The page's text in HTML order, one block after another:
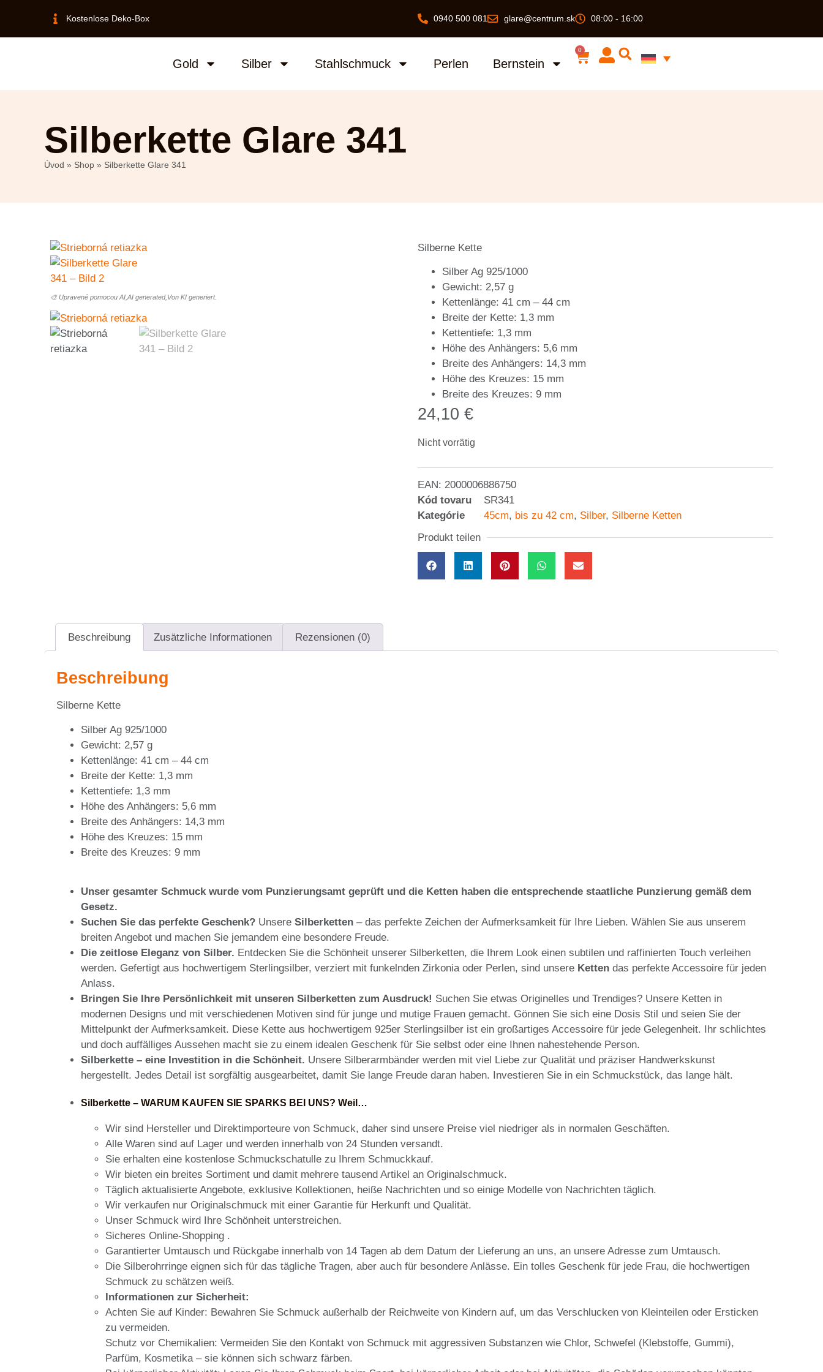
Kostenlose Deko-Box 0940 500 081 glare@centrum.sk 08:00 - 16:00
Gold Silber Stahlschmuck Perlen Bernstein
0
Silberkette Glare 341
Úvod » Shop » Silberkette Glare 341
🎨 Upravené pomocou AI,AI generated,Von KI generiert.
Silberne Kette
Silber Ag 925/1000
Gewicht: 2,57 g
Kettenlänge: 41 cm – 44 cm
Breite der Kette: 1,3 mm
Kettentiefe: 1,3 mm
Höhe des Anhängers: 5,6 mm
Breite des Anhängers: 14,3 mm
Höhe des Kreuzes: 15 mm
Breite des Kreuzes: 9 mm
24,10 €
Nicht vorrätig
EAN: 2000006886750
Kód tovaru
SR341
Kategórie
45cm, bis zu 42 cm, Silber, Silberne Ketten
Produkt teilen
Beschreibung Zusätzliche Informationen Rezensionen (0)
Beschreibung
Silberne Kette
Silber Ag 925/1000
Gewicht: 2,57 g
Kettenlänge: 41 cm – 44 cm
Breite der Kette: 1,3 mm
Kettentiefe: 1,3 mm
Höhe des Anhängers: 5,6 mm
Breite des Anhängers: 14,3 mm
Höhe des Kreuzes: 15 mm
Breite des Kreuzes: 9 mm
Unser gesamter Schmuck wurde vom Punzierungsamt geprüft und die Ketten haben die entsprechende staatliche Punzierung gemäß dem
Gesetz.
Suchen Sie das perfekte Geschenk? Unsere Silberketten – das perfekte Zeichen der Aufmerksamkeit für Ihre Lieben. Wählen Sie aus unserem
breiten Angebot und machen Sie jemandem eine besondere Freude.
Die zeitlose Eleganz von Silber. Entdecken Sie die Schönheit unserer Silberketten, die Ihrem Look einen subtilen und raffinierten Touch verleihen
werden. Gefertigt aus hochwertigem Sterlingsilber, verziert mit funkelnden Zirkonia oder Perlen, sind unsere Ketten das perfekte Accessoire für jeden
Anlass.
Bringen Sie Ihre Persönlichkeit mit unseren Silberketten zum Ausdruck! Suchen Sie etwas Originelles und Trendiges? Unsere Ketten in
modernen Designs und mit verschiedenen Motiven sind für junge und mutige Frauen gemacht. Gönnen Sie sich eine Dosis Stil und seien Sie der
Mittelpunkt der Aufmerksamkeit. Diese Kette aus hochwertigem 925er Sterlingsilber ist ein großartiges Accessoire für jede Gelegenheit. Ihr schlichtes
und doch auffälliges Aussehen macht sie zu einem idealen Geschenk für Sie selbst oder eine Ihnen nahestehende Person.
Silberkette – eine Investition in die Schönheit. Unsere Silberarmbänder werden mit viel Liebe zur Qualität und präziser Handwerkskunst
hergestellt. Jedes Detail ist sorgfältig ausgearbeitet, damit Sie lange Freude daran haben. Investieren Sie in ein Schmuckstück, das lange hält.
Silberkette – WARUM KAUFEN SIE SPARKS BEI UNS? Weil…
Wir sind Hersteller und Direktimporteure von Schmuck, daher sind unsere Preise viel niedriger als in normalen Geschäften.
Alle Waren sind auf Lager und werden innerhalb von 24 Stunden versandt.
Sie erhalten eine kostenlose Schmuckschatulle zu Ihrem Schmuckkauf.
Wir bieten ein breites Sortiment und damit mehrere tausend Artikel an Originalschmuck.
Täglich aktualisierte Angebote, exklusive Kollektionen, heiße Nachrichten und so einige Modelle von Nachrichten täglich.
Wir verkaufen nur Originalschmuck mit einer Garantie für Herkunft und Qualität.
Unser Schmuck wird Ihre Schönheit unterstreichen.
Sicheres Online-Shopping .
Garantierter Umtausch und Rückgabe innerhalb von 14 Tagen ab dem Datum der Lieferung an uns, an unsere Adresse zum Umtausch.
Die Silberohrringe eignen sich für das tägliche Tragen, aber auch für besondere Anlässe. Ein tolles Geschenk für jede Frau, die hochwertigen
Schmuck zu schätzen weiß.
Informationen zur Sicherheit:
Achten Sie auf Kinder: Bewahren Sie Schmuck außerhalb der Reichweite von Kindern auf, um das Verschlucken von Kleinteilen oder Ersticken
zu vermeiden.
Schutz vor Chemikalien: Vermeiden Sie den Kontakt von Schmuck mit aggressiven Substanzen wie Chlor, Schwefel (Klebstoffe, Gummi),
Parfüm, Kosmetika – sie können sich schwarz färben.